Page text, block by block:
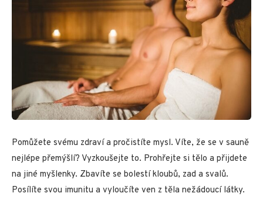
Pomůžete svému zdraví a pročistíte mysl. Víte, že se v sauně
nejlépe přemýšlí? Vyzkoušejte to. Prohřejte si tělo a přijdete
na jiné myšlenky. Zbavíte se bolestí kloubů, zad a svalů.
Posílíte svou imunitu a vyloučíte ven z těla nežádoucí látky.